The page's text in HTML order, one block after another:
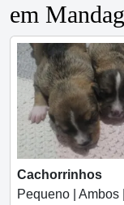
em
Cachorrinhos
Pequeno | Ambos